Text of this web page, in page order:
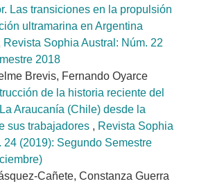
Las transiciones en la propulsión
ultramarina en Argentina
Revista Sophia Austral: Núm. 22
2018
Brevis, Fernando Oyarce
de la historia reciente del
Araucanía (Chile) desde la
sus trabajadores , Revista Sophia
24 (2019): Segundo Semestre
Cañete, Constanza Guerra